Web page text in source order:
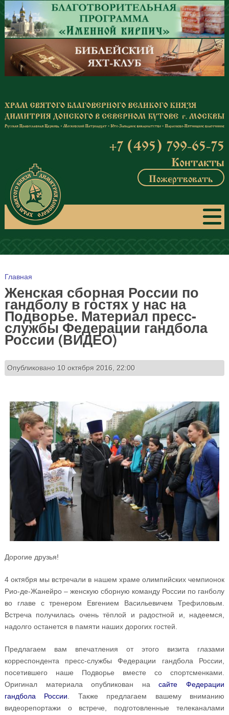
Перейти к основному содержанию
+7 (495) 799-65-75
Контакты
Пожертвовать
Вы здесь
Главная
Женская сборная России по
гандболу в гостях у нас на
Подворье. Материал пресс-
службы Федерации гандбола
России (ВИДЕО)
Опубликовано 10 октября 2016, 22:00
Дорогие друзья!
4 октября мы встречали в нашем храме олимпийских чемпионок
Рио-де-Жанейро – женскую сборную команду России по ганболу
во главе с тренером Евгением Васильевичем Трефиловым.
Встреча получилась очень тёплой и радостной и, надеемся,
надолго останется в памяти наших дорогих гостей.
Предлагаем вам впечатления от этого визита глазами
корреспондента пресс-службы Федерации гандбола России,
посетившего наше Подворье вместе со спортсменками.
Оригинал материала опубликован насайте Федерации
гандбола России. Также предлагаем вашему вниманию
видеорепортажи о встрече, подготовленные телеканалами